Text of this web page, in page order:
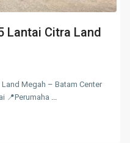
Lantai Citra Land
Megah – Batam Center
📍Perumaha